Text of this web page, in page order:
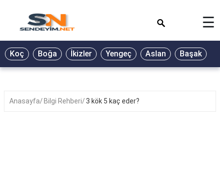
BİYOGRAFİ
GALERİ
☰
Koç Boğa İkizler Yengeç Aslan Başak
Anasayfa Bilgi Rehberi 3 kök 5 kaç eder?